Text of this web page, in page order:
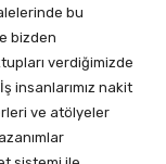
bu
bizden
verdiğimizde
insanlarımız nakit
ve atölyeler